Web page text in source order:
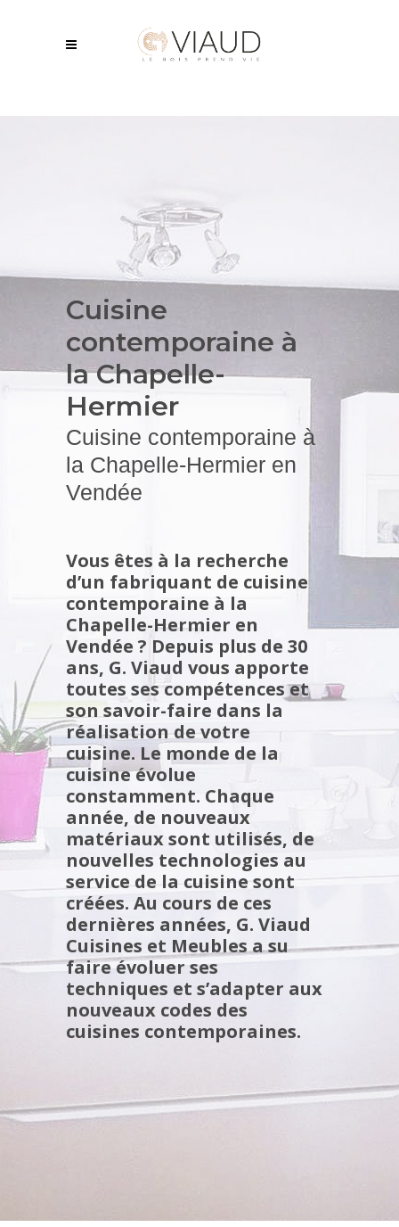
Cuisine
contemporaine à
la Chapelle-
Hermier
Cuisine contemporaine à
la Chapelle-Hermier en
Vendée
Vous êtes à la recherche
d’un fabriquant de cuisine
contemporaine à la
Chapelle-Hermier en
Vendée ? Depuis plus de 30
ans, G. Viaud vous apporte
toutes ses compétences et
son savoir-faire dans la
réalisation de votre
cuisine. Le monde de la
cuisine évolue
constamment. Chaque
année, de nouveaux
matériaux sont utilisés, de
nouvelles technologies au
service de la cuisine sont
créées. Au cours de ces
dernières années, G. Viaud
Cuisines et Meubles a su
faire évoluer ses
techniques et s’adapter aux
nouveaux codes des
cuisines contemporaines.